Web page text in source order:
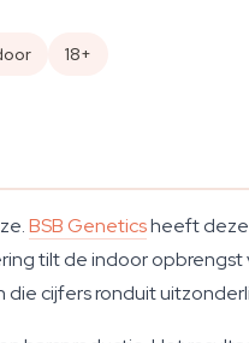
18+
BSB Geneticsheeft
tilt de indoor opbrengst
cijfers ronduit